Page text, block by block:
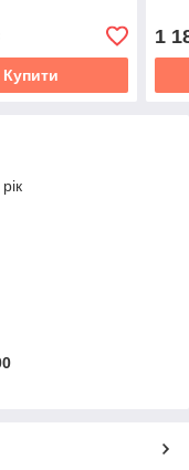
Купити
1